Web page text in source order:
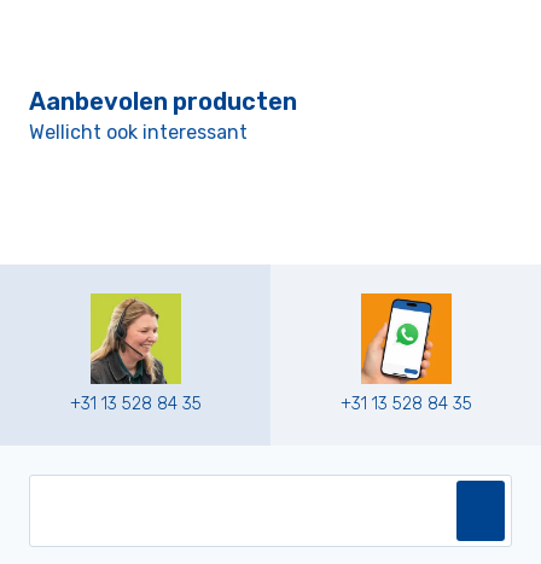
Aanbevolen producten
Wellicht ook interessant
+31 13 528 84 35 +31 13 528 84 35